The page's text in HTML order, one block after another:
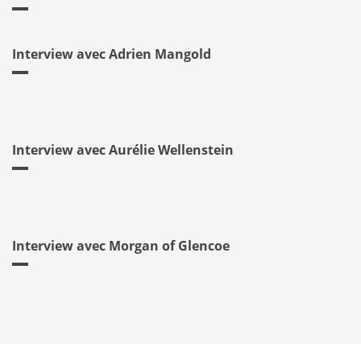
Interview avec Adrien Mangold
Interview avec Aurélie Wellenstein
Interview avec Morgan of Glencoe